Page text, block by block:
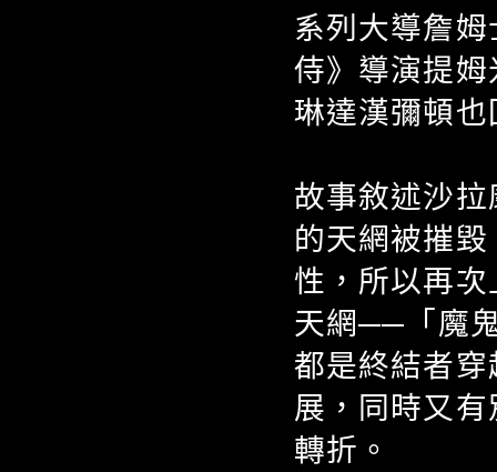
系列大導詹
侍》導演提
琳達漢彌頓
故事敘述沙
的天網被摧
性，所以再
天網──「魔
都是終結者
展，同時又
轉折。